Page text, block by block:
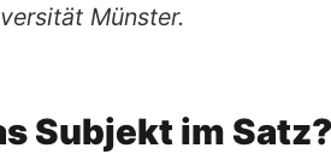
Münster.
Subjekt im Satz?